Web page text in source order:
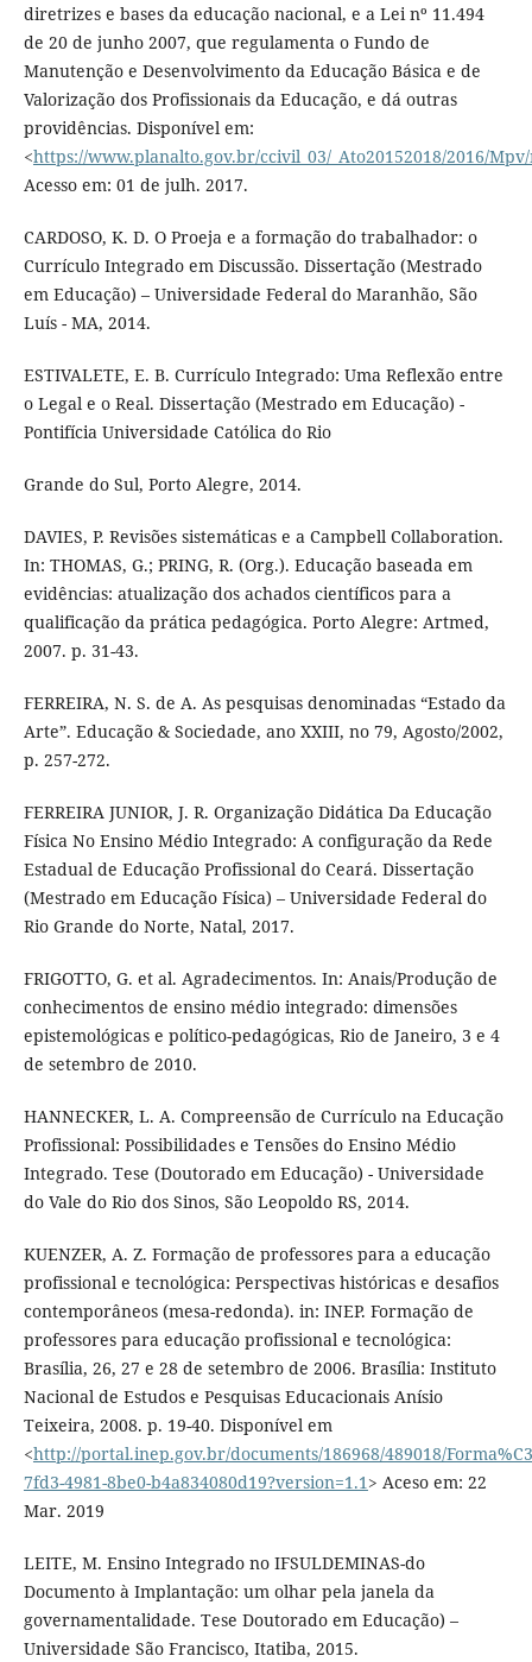
diretrizes e bases da educação nacional, e a Lei nº 11.494
de 20 de junho 2007, que regulamenta o Fundo de
Manutenção e Desenvolvimento da Educação Básica e de
Valorização dos Profissionais da Educação, e dá outras
providências. Disponível em:
<https://www.planalto.gov.br/ccivil_03/_Ato20152018/2016/
Acesso em: 01 de julh. 2017.
CARDOSO, K. D. O Proeja e a formação do trabalhador: o
Currículo Integrado em Discussão. Dissertação (Mestrado
em Educação) – Universidade Federal do Maranhão, São
Luís - MA, 2014.
ESTIVALETE, E. B. Currículo Integrado: Uma Reflexão entre
o Legal e o Real. Dissertação (Mestrado em Educação) -
Pontifícia Universidade Católica do Rio
Grande do Sul, Porto Alegre, 2014.
DAVIES, P. Revisões sistemáticas e a Campbell Collaboration.
In: THOMAS, G.; PRING, R. (Org.). Educação baseada em
evidências: atualização dos achados científicos para a
qualificação da prática pedagógica. Porto Alegre: Artmed,
2007. p. 31-43.
FERREIRA, N. S. de A. As pesquisas denominadas “Estado da
Arte”. Educação & Sociedade, ano XXIII, no 79, Agosto/2002,
p. 257-272.
FERREIRA JUNIOR, J. R. Organização Didática Da Educação
Física No Ensino Médio Integrado: A configuração da Rede
Estadual de Educação Profissional do Ceará. Dissertação
(Mestrado em Educação Física) – Universidade Federal do
Rio Grande do Norte, Natal, 2017.
FRIGOTTO, G. et al. Agradecimentos. In: Anais/Produção de
conhecimentos de ensino médio integrado: dimensões
epistemológicas e político-pedagógicas, Rio de Janeiro, 3 e 4
de setembro de 2010.
HANNECKER, L. A. Compreensão de Currículo na Educação
Profissional: Possibilidades e Tensões do Ensino Médio
Integrado. Tese (Doutorado em Educação) - Universidade
do Vale do Rio dos Sinos, São Leopoldo RS, 2014.
KUENZER, A. Z. Formação de professores para a educação
profissional e tecnológica: Perspectivas históricas e desafios
contemporâneos (mesa-redonda). in: INEP. Formação de
professores para educação profissional e tecnológica:
Brasília, 26, 27 e 28 de setembro de 2006. Brasília: Instituto
Nacional de Estudos e Pesquisas Educacionais Anísio
Teixeira, 2008. p. 19-40. Disponível em
<http://portal.inep.gov.br/documents/186968/489018/
7fd3-4981-8be0-b4a834080d19?version=1.1> Aceso em: 22
Mar. 2019
LEITE, M. Ensino Integrado no IFSULDEMINAS-do
Documento à Implantação: um olhar pela janela da
governamentalidade. Tese Doutorado em Educação) –
Universidade São Francisco, Itatiba, 2015.